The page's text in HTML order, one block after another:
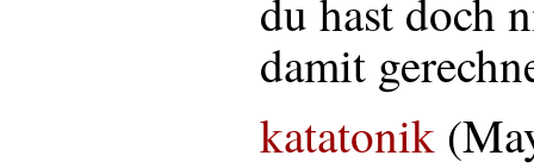
du hast doch
damit
katatonik